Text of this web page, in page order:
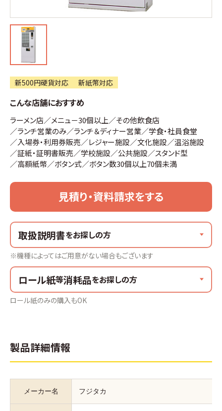
新500円硬貨対応 新紙幣対応
こんな店舗におすすめ
ラーメン店 メニュ－30個以上
その他飲食店
ランチ営業のみ
ランチ＆ディナー営業
学食・社員食堂
入場券・利用券販売
レジャー施設 文化施設
温浴施設
証紙・証明書販売
学校施設 公共施設
スタンド型
高額紙幣
ボタン式 ボタン数30個以上70個未満
見積り・資料請求をする
取扱説明書をお探しの方
※機種によってはご用意がない場合もございます
ロール紙等消耗品をお探しの方
ロール紙のみの購入もOK
製品詳細情報
メーカー名 フジタカ